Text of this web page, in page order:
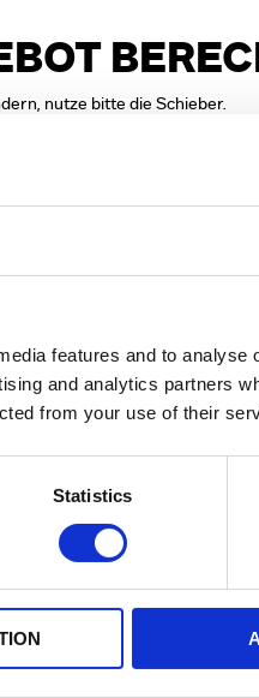
features and to analyse
and analytics partners
from your use of their
Statistics
nutze bitte die Schieber.
Bonitätskriterien